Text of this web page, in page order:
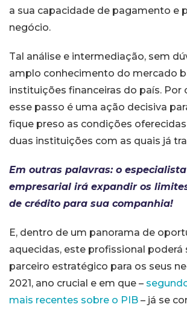
a sua capacidade de pagamento e
negócio.
Tal análise e intermediação, sem
amplo conhecimento do mercado
instituições financeiras do país. Por
esse passo é uma ação decisiva
fique preso as condições
duas instituições com as quais já
Em outras palavras: o
empresarial irá expandir os
de crédito para sua companhia!
E, dentro de um panorama de
aquecidas, este profissional poderá
parceiro estratégico para os seus
2021, ano crucial e em que –
mais recentes sobre o PIB – já se